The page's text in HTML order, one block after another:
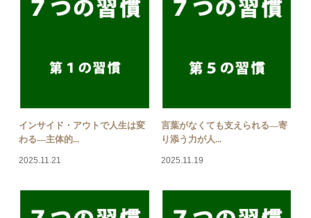
インサイド・アウトで人生は変
わる―主体的...
2025.11.21
言葉がなくても支えられる―寄
り添う力が人...
2025.11.19